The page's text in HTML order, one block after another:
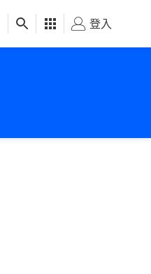
健康 好食玩飛
登入